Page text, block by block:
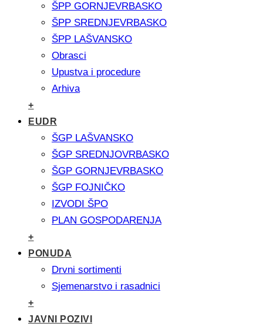
ŠPP GORNJEVRBASKO
ŠPP SREDNJEVRBASKO
ŠPP LAŠVANSKO
Obrasci
Upustva i procedure
Arhiva
+
EUDR
ŠGP LAŠVANSKO
ŠGP SREDNJOVRBASKO
ŠGP GORNJEVRBASKO
ŠGP FOJNIČKO
IZVODI ŠPO
PLAN GOSPODARENJA
+
PONUDA
Drvni sortimenti
Sjemenarstvo i rasadnici
+
JAVNI POZIVI